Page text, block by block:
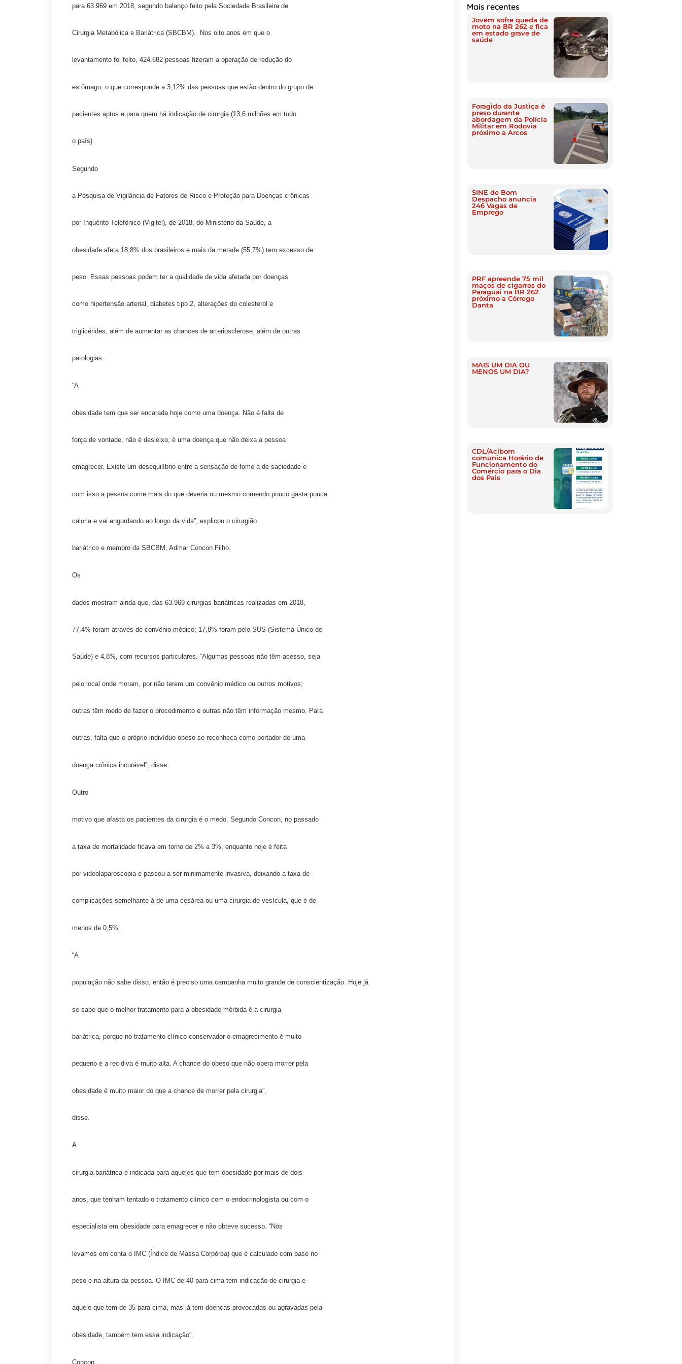
para 63.969 em 2018, segundo balanço feito pela Sociedade Brasileira de
Cirurgia Metabólica e Bariátrica (SBCBM). Nos oito anos em que o
levantamento foi feito, 424.682 pessoas fizeram a operação de redução do
estômago, o que corresponde a 3,12% das pessoas que estão dentro do grupo de
pacientes aptos e para quem há indicação de cirurgia (13,6 milhões em todo
o país).
Segundo
a Pesquisa de Vigilância de Fatores de Risco e Proteção para Doenças crônicas
por Inquérito Telefônico (Vigitel), de 2018, do Ministério da Saúde, a
obesidade afeta 18,8% dos brasileiros e mais da metade (55,7%) tem excesso de
peso. Essas pessoas podem ter a qualidade de vida afetada por doenças
como hipertensão arterial, diabetes tipo 2, alterações do colesterol e
triglicérides, além de aumentar as chances de arteriosclerose, além de outras
patologias.
“A
obesidade tem que ser encarada hoje como uma doença. Não é falta de
força de vontade, não é desleixo, é uma doença que não deixa a pessoa
emagrecer. Existe um desequilíbrio entre a sensação de fome a de saciedade e
com isso a pessoa come mais do que deveria ou mesmo comendo pouco gasta pouca
caloria e vai engordando ao longo da vida”, explicou o cirurgião
bariátrico e membro da SBCBM, Admar Concon Filho.
Os
dados mostram ainda que, das 63.969 cirurgias bariátricas realizadas em 2018,
77,4% foram através de convênio médico; 17,8% foram pelo SUS (Sistema Único de
Saúde) e 4,8%, com recursos particulares. “Algumas pessoas não têm acesso, seja
pelo local onde moram, por não terem um convênio médico ou outros motivos;
outras têm medo de fazer o procedimento e outras não têm informação mesmo. Para
outras, falta que o próprio indivíduo obeso se reconheça como portador de uma
doença crônica incurável”, disse.
Outro
motivo que afasta os pacientes da cirurgia é o medo. Segundo Concon, no passado
a taxa de mortalidade ficava em torno de 2% a 3%, enquanto hoje é feita
por videolaparoscopia e passou a ser minimamente invasiva, deixando a taxa de
complicações semelhante à de uma cesárea ou uma cirurgia de vesícula, que é de
menos de 0,5%.
“A
população não sabe disso, então é preciso uma campanha muito grande de conscientização. Hoje já
se sabe que o melhor tratamento para a obesidade mórbida é a cirurgia
bariátrica, porque no tratamento clínico conservador o emagrecimento é muito
pequeno e a recidiva é muito alta. A chance do obeso que não opera morrer pela
obesidade é muito maior do que a chance de morrer pela cirurgia”,
disse.
A
cirurgia bariátrica é indicada para aqueles que tem obesidade por mais de dois
anos, que tenham tentado o tratamento clínico com o endocrinologista ou com o
especialista em obesidade para emagrecer e não obteve sucesso. “Nós
levamos em conta o IMC (Índice de Massa Corpórea) que é calculado com base no
peso e na altura da pessoa. O IMC de 40 para cima tem indicação de cirurgia e
aquele que tem de 35 para cima, mas já tem doenças provocadas ou agravadas pela
obesidade, também tem essa indicação”.
Concon
Mais recentes
Jovem sofre queda de
moto na BR 262 e fica
em estado grave de
saúde
Foragido da Justiça é
preso durante
abordagem da Polícia
Militar em Rodovia
próximo a Arcos
SINE de Bom
Despacho anuncia
246 Vagas de
Emprego
PRF apreende 75 mil
maços de cigarros do
Paraguai na BR 262
próximo a Córrego
Danta
MAIS UM DIA OU
MENOS UM DIA?
CDL/Acibom
comunica Horário de
Funcionamento do
Comércio para o Dia
dos Pais